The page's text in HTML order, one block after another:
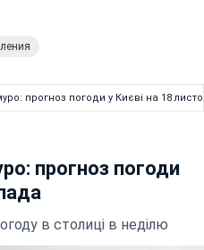
прогноз погоди у Києві на 18
прогноз погоди
в столиці в неділю